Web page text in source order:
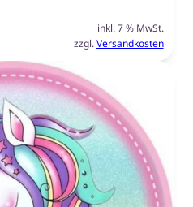
inkl. 7 % MwSt.
zzgl.Versandkosten